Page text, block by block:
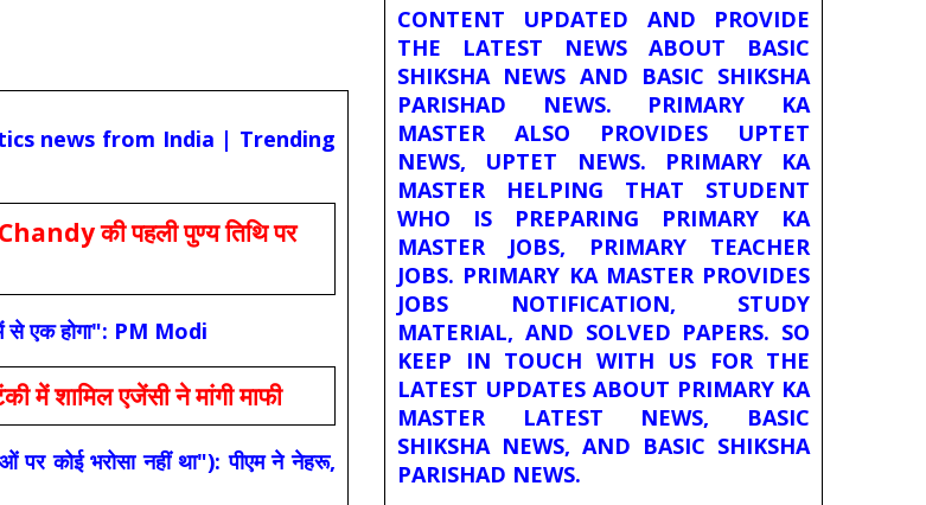
news from India | Trending
की पहली पुण्य तिथि पर
से एक होगा": PM Modi
शामिल एजेंसी ने मांगी माफी
कोई भरोसा नहीं था"): पीएम ने नेहरू,
CONTENT UPDATED AND PROVIDE
THE LATEST NEWS ABOUT BASIC
SHIKSHA NEWS AND BASIC SHIKSHA
PARISHAD NEWS. PRIMARY KA
MASTER ALSO PROVIDES UPTET
NEWS, UPTET NEWS. PRIMARY KA
MASTER HELPING THAT STUDENT
WHO IS PREPARING PRIMARY KA
MASTER JOBS, PRIMARY TEACHER
JOBS. PRIMARY KA MASTER PROVIDES
JOBS NOTIFICATION, STUDY
MATERIAL, AND SOLVED PAPERS. SO
KEEP IN TOUCH WITH US FOR THE
LATEST UPDATES ABOUT PRIMARY KA
MASTER LATEST NEWS, BASIC
SHIKSHA NEWS, AND BASIC SHIKSHA
PARISHAD NEWS.